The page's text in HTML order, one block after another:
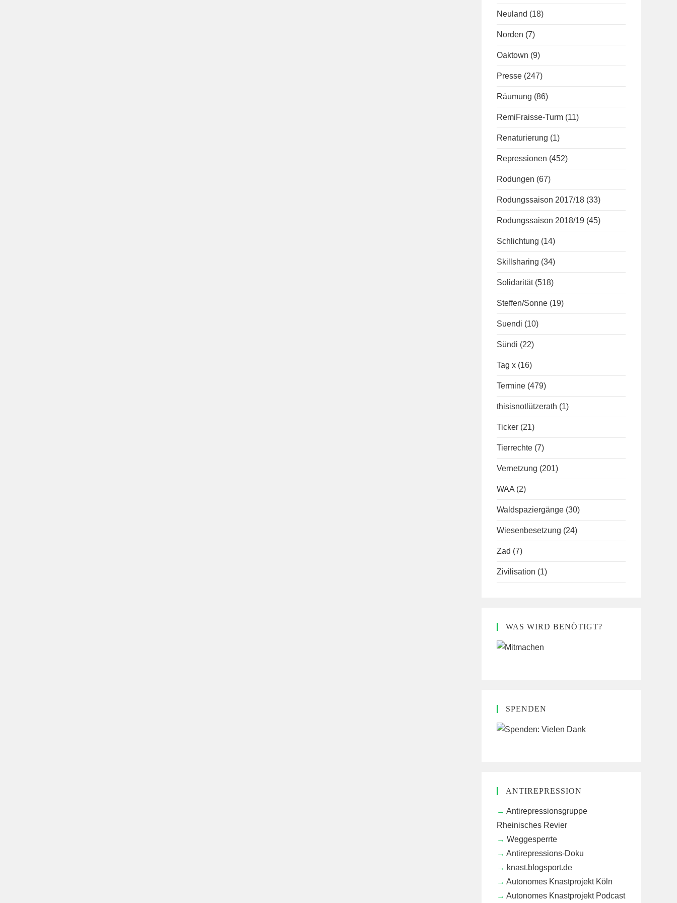
Neuland (18)
Norden (7)
Oaktown (9)
Presse (247)
Räumung (86)
RemiFraisse-Turm (11)
Renaturierung (1)
Repressionen (452)
Rodungen (67)
Rodungssaison 2017/18 (33)
Rodungssaison 2018/19 (45)
Schlichtung (14)
Skillsharing (34)
Solidarität (518)
Steffen/Sonne (19)
Suendi (10)
Sündi (22)
Tag x (16)
Termine (479)
thisisnotlützerath (1)
Ticker (21)
Tierrechte (7)
Vernetzung (201)
WAA (2)
Waldspaziergänge (30)
Wiesenbesetzung (24)
Zad (7)
Zivilisation (1)
WAS WIRD BENÖTIGT?
SPENDEN
ANTIREPRESSION
Antirepressionsgruppe
Rheinisches Revier
Weggesperrte
Antirepressions-Doku
knast.blogsport.de
Autonomes Knastprojekt Köln
Autonomes Knastprojekt Podcast